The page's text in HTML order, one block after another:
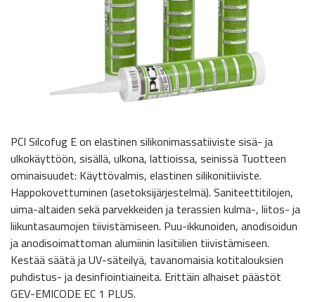
PCI Silcofug E on elastinen silikonimassatiiviste sisä- ja
ulkokäyttöön, sisällä, ulkona, lattioissa, seinissä Tuotteen
ominaisuudet: Käyttövalmis, elastinen silikonitiiviste.
Happokovettuminen (asetoksijärjestelmä). Saniteettitilojen,
uima-altaiden sekä parvekkeiden ja terassien kulma-, liitos- ja
liikuntasaumojen tiivistämiseen. Puu-ikkunoiden, anodisoidun
ja anodisoimattoman alumiinin lasitiilien tiivistämiseen.
Kestää säätä ja UV-säteilyä, tavanomaisia kotitalouksien
puhdistus- ja desinfiointiaineita. Erittäin alhaiset päästöt
GEV-EMICODE EC 1 PLUS.